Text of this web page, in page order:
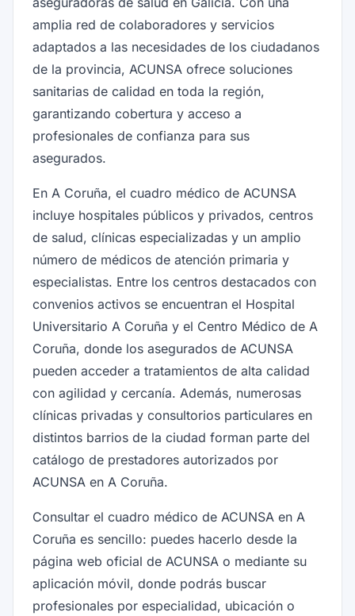
amplia red de colaboradores y servicios
adaptados a las necesidades de los ciudadanos
de la provincia, ACUNSA ofrece soluciones
sanitarias de calidad en toda la región,
garantizando cobertura y acceso a
profesionales de confianza para sus
asegurados.
En A Coruña, el cuadro médico de ACUNSA
incluye hospitales públicos y privados, centros
de salud, clínicas especializadas y un amplio
número de médicos de atención primaria y
especialistas. Entre los centros destacados con
convenios activos se encuentran el Hospital
Universitario A Coruña y el Centro Médico de A
Coruña, donde los asegurados de ACUNSA
pueden acceder a tratamientos de alta calidad
con agilidad y cercanía. Además, numerosas
clínicas privadas y consultorios particulares en
distintos barrios de la ciudad forman parte del
catálogo de prestadores autorizados por
ACUNSA en A Coruña.
Consultar el cuadro médico de ACUNSA en A
Coruña es sencillo: puedes hacerlo desde la
página web oficial de ACUNSA o mediante su
aplicación móvil, donde podrás buscar
profesionales por especialidad, ubicación o